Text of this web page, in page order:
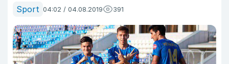
Sport 04:02 / 04.08.2019 391